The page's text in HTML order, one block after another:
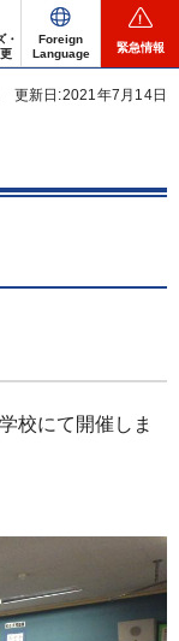
・
Foreign
Language
緊急情報
更新日:2021年7月14日
校にて開催しま